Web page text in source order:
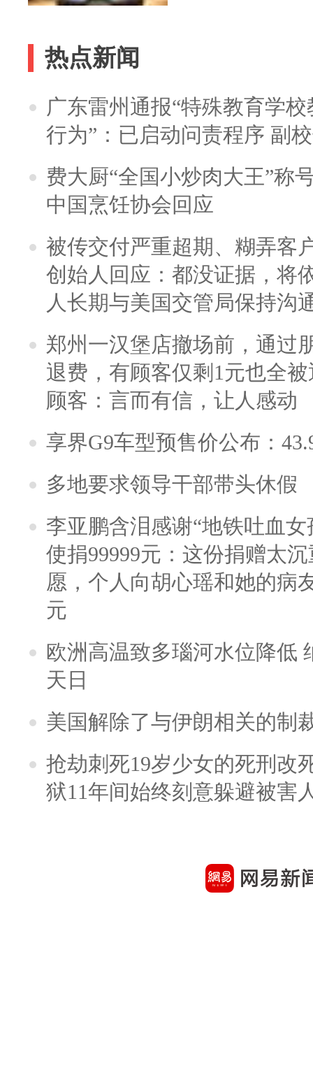
热点新闻
广东雷州通报“特殊教育学
行为”：已启动问责程序 副
费大厨“全国小炒肉大王”称
中国烹饪协会回应
被传交付严重超期、糊弄客
创始人回应：都没证据，将
人长期与美国交管局保持沟
郑州一汉堡店撤场前，通过
退费，有顾客仅剩1元也全
顾客：言而有信，让人感动
享界G9车型预售价公布：
多地要求领导干部带头休假
李亚鹏含泪感谢“地铁吐血
使捐99999元：这份捐赠太
愿，个人向胡心瑶和她的病
元
欧洲高温致多瑙河水位降低
天日
美国解除了与伊朗相关的制
抢劫刺死19岁少女的死刑改
狱11年间始终刻意躲避被害